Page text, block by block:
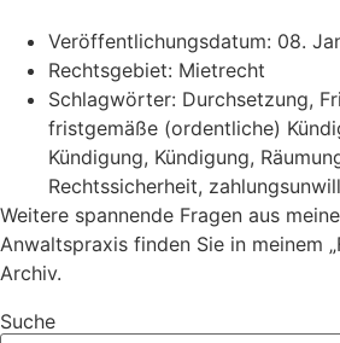
Veröffentlichungsdatum: 08.
Rechtsgebiet: Mietrecht
Schlagwörter: Durchsetzung,
fristgemäße (ordentliche)
Kündigung, Kündigung,
Rechtssicherheit,
Weitere spannende Fragen aus
Anwaltspraxis finden Sie in meinem
Archiv.
Suche